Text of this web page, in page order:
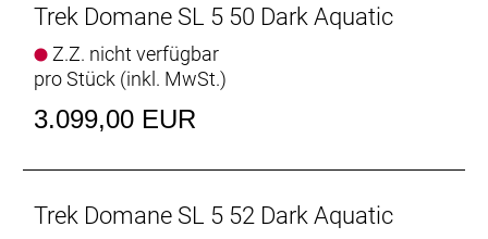
- Die Shimano 105-Gruppe arbeitet zuverlässig und
- Das vibrationsdämpfende IsoSpeed und die
Reifenfreiheit von bis zu 38 mm helfen, ermüdende
Straßenunebenheiten für ein geschmeidigeres und
komfortableres Fahrgefühl zu entschärfen.
und Ausrüstung, während sich am Oberrohr eine
Trek Domane SL 5 50 Dark Aquatic
Z.Z. nicht verfügbar
pro Stück (inkl. MwSt.)
3.099,00 EUR
Trek Domane SL 5 52 Dark Aquatic